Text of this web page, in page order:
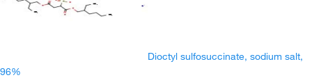
Dioctyl sulfosuccinate, sodium salt,
96%